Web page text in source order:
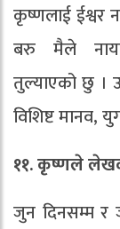
कृष्णलाई ईश्वर
बरु मैले
तुल्याएको छु ।
विशिष्ट मानव,
११. कृष्णले
जुन दिनसम्म र